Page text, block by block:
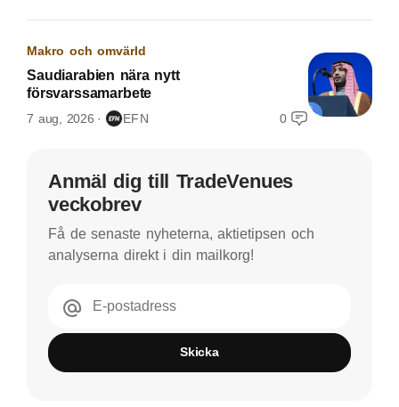
Makro och omvärld
Saudiarabien nära nytt
försvarssamarbete
7 aug, 2026 EFN 0
Anmäl dig till TradeVenues
veckobrev
Få de senaste nyheterna, aktietipsen och
analyserna direkt i din mailkorg!
E-postadress
Skicka